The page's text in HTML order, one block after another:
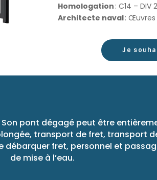
Homologation : C14 – DIV
Architecte naval: Œuvres
Je
Son pont dégagé peut être
transport de fret, transport
fret, personnel et
de mise à l’eau.